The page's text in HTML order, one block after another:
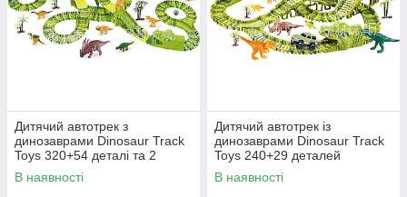
Дитячий автотрек з
динозаврами Dinosaur Track
Toys 320+54 деталі та 2
машинками
В наявності
Дитячий автотрек із
динозаврами Dinosaur Track
Toys 240+29 деталей
В наявності